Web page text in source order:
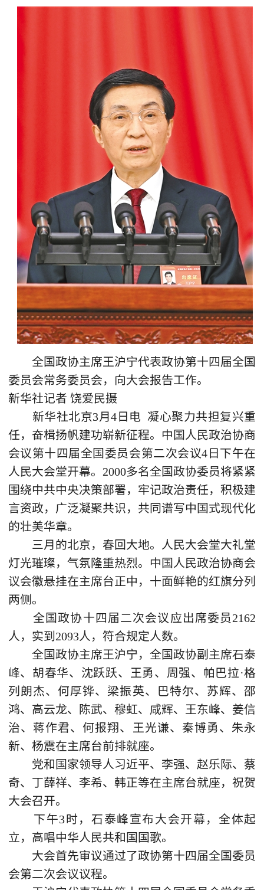
全国政协主席王沪宁代表政协第十四届全国
委员会常务委员会，向大会报告工作。
新华社记者 饶爱民摄
新华社北京3月4日电 凝心聚力共担复兴重
任，奋楫扬帆建功崭新征程。中国人民政治协商
会议第十四届全国委员会第二次会议4日下午在
人民大会堂开幕。2000多名全国政协委员将紧紧
围绕中共中央决策部署，牢记政治责任，积极建
言资政，广泛凝聚共识，共同谱写中国式现代化
的壮美华章。
三月的北京，春回大地。人民大会堂大礼堂
灯光璀璨，气氛隆重热烈。中国人民政治协商会
议会徽悬挂在主席台正中，十面鲜艳的红旗分列
两侧。
全国政协十四届二次会议应出席委员2162
人，实到2093人，符合规定人数。
全国政协主席王沪宁，全国政协副主席石泰
峰、胡春华、沈跃跃、王勇、周强、帕巴拉·格
列朗杰、何厚铧、梁振英、巴特尔、苏辉、邵
鸿、高云龙、陈武、穆虹、咸辉、王东峰、姜信
治、蒋作君、何报翔、王光谦、秦博勇、朱永
新、杨震在主席台前排就座。
党和国家领导人习近平、李强、赵乐际、蔡
奇、丁薛祥、李希、韩正等在主席台就座，祝贺
大会召开。
下午3时，石泰峰宣布大会开幕，全体起
立，高唱中华人民共和国国歌。
大会首先审议通过了政协第十四届全国委员
会第二次会议议程。